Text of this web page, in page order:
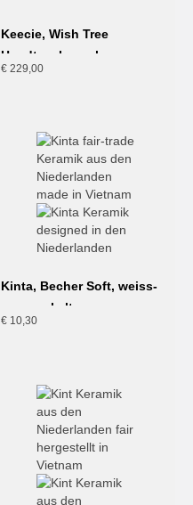
Keecie, Wish Tree
Handtasche, schwarz
€ 229,00
Kinta, Becher Soft, weiss-
gesprenkelt
€ 10,30